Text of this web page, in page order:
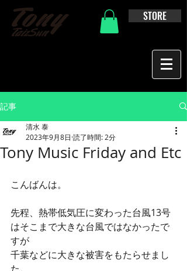
STORE
記事
Tony Music Friday and Etc
清水 泰
2023年9月8日 読了時間: 2分
こんばんは。
先程、熱帯低気圧に変わった台風13号
はそこまで大きな台風ではなかったで
すが
千葉などに大きな被害をもたらせまし